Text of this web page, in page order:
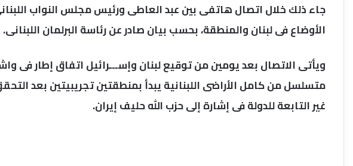
جاء ذلك خلال اتصال هاتفى بين عبد العاطى ورئيس مجلس النواب
الأوضاع فى لبنان والمنطقة، بحسب بيان صادر عن رئاسة البرلمان اللبنانى.
ويأتى الاتصال بعد يومين من توقيع لبنان وإســـرائيل اتفاق إطار فى
متسلسل من كامل الأراضى اللبنانية يبدأ بمنطقتين تجريبيتين بعد
غير التابعة للدولة فى إشارة إلى حزب الله حليف إيران.